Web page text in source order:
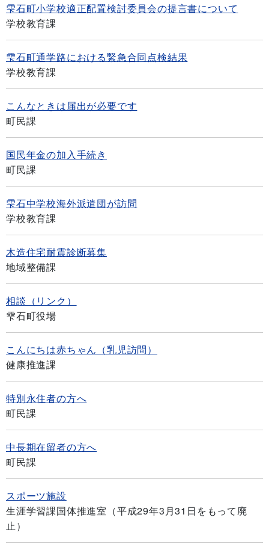
雫石町小学校適正配置検討委員会の提言書について
学校教育課
雫石町通学路における緊急合同点検結果
学校教育課
こんなときは届出が必要です
町民課
国民年金の加入手続き
町民課
雫石中学校海外派遣団が訪問
学校教育課
木造住宅耐震診断募集
地域整備課
相談（リンク）
雫石町役場
こんにちは赤ちゃん（乳児訪問）
健康推進課
特別永住者の方へ
町民課
中長期在留者の方へ
町民課
スポーツ施設
生涯学習課国体推進室（平成29年3月31日をもって廃
止）